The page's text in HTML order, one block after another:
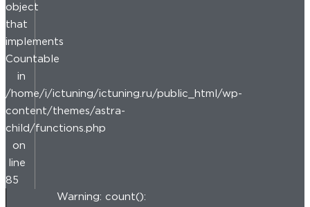
object
that
implements
Countable
in
/home/i/ictuning/ictuning.ru/public_html/wp-
content/themes/astra-
child/functions.php
on
line
85
Warning: count():